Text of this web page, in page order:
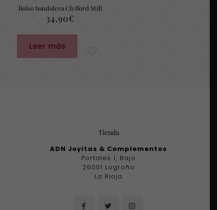
Bolso bandolera Clyfford Still
34,90€
Leer más
Tienda
ADN Joyitas & Complementos
Portales 1, Bajo
26001 Logroño
La Rioja